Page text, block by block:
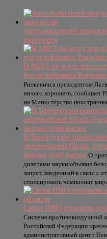
Автолюбителей
двигателя
В МИД не ждут
после избрания
Ринкевичса президентом
ничего хорошего, сообщает
на Министерство
В Белоруссии
автомобилей Skoda.
машин этой марки О
дилерами марки объявил
запрет, введенный в связи с
спонсировать чемпионат
Силы ПВО отразили
Система противовоздушной
Российской Федерации
административный центр